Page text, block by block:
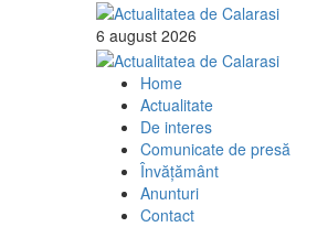
6 august 2026
Primary
Menu
Home
Actualitate
De interes
Comunicate de presă
Învăţământ
Anunturi
Contact